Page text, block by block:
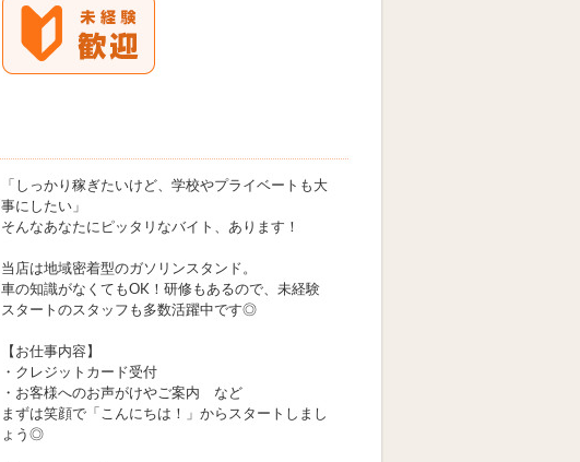
「しっかり稼ぎたいけど、学校やプライベートも大
事にしたい」
そんなあなたにピッタリなバイト、あります！
当店は地域密着型のガソリンスタンド。
車の知識がなくてもOK！研修もあるので、未経験
スタートのスタッフも多数活躍中です◎
【お仕事内容】
・クレジットカード受付
・お客様へのお声がけやご案内 など
まずは笑顔で「こんにちは！」からスタートしまし
ょう◎